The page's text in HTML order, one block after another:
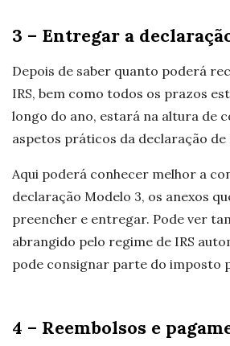
3 – Entregar a
Depois de saber quanto poderá
IRS, bem como todos os prazos
longo do ano, estará na altura de
aspetos práticos da declaração de
Aqui poderá conhecer melhor a
declaração Modelo 3, os anexos
preencher e entregar. Pode ver
abrangido pelo regime de IRS
pode consignar parte do imposto
4 – Reembolsos e